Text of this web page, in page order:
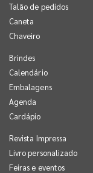
Talão de pedidos
Caneta
Chaveiro
Brindes
Calendário
Embalagens
Agenda
Cardápio
Revista Impressa
Livro personalizado
Feiras e eventos